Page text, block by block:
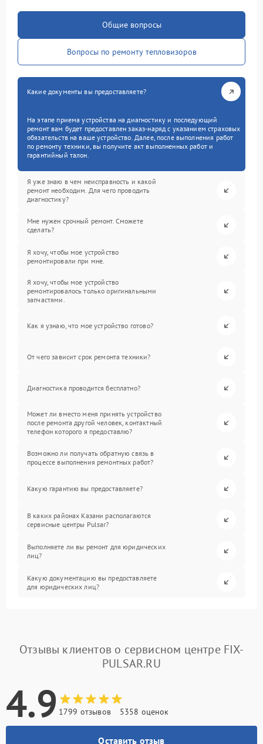
Общие вопросы
Вопросы по ремонту тепловизоров
Какие документы вы предоставляете?
На этапе приема устройства на диагностику и последующий
ремонт вам будет предоставлен заказ-наряд с указанием страховых
обязательств на ваше устройство. Далее, после выполнения работ
по ремонту техники, вы получите акт выполненных работ и
гарантийный талон.
Я уже знаю в чем неисправность и какой
ремонт необходим. Для чего проводить
диагностику?
Мне нужен срочный ремонт. Сможете
сделать?
Я хочу, чтобы мое устройство
ремонтировали при мне.
Я хочу, чтобы мое устройство
ремонтировалось только оригинальными
запчастями.
Как я узнаю, что мое устройство готово?
От чего зависит срок ремонта техники?
Диагностика проводится бесплатно?
Может ли вместо меня принять устройство
после ремонта другой человек, контактный
телефон которого я предоставлю?
Возможно ли получать обратную связь в
процессе выполнения ремонтных работ?
Какую гарантию вы предоставляете?
В каких районах Казани располагаются
сервисные центры Pulsar?
Выполняете ли вы ремонт для юридических
лиц?
Какую документацию вы предоставляете
для юридических лиц?
Отзывы клиентов о сервисном центре FIX-
PULSAR.RU
4.9 1799 отзывов 5358 оценок
Оставить отзыв